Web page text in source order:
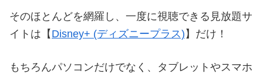
そのほとんどを網羅し、一度に視聴できる見放題サ
イトは【 Disney+ (ディズニープラス) 】だけ！
もちろんパソコンだけでなく、タブレットやスマホ